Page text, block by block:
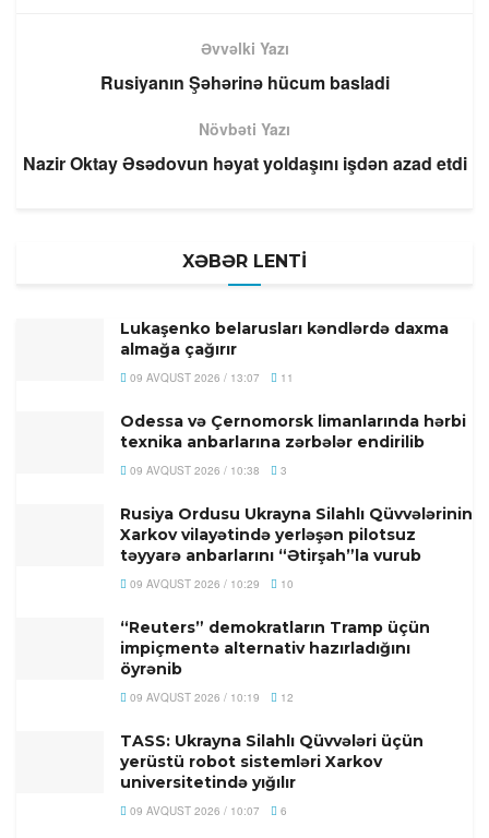
Əvvəlki Yazı
Rusiyanın Şəhərinə hücum basladi
Növbəti Yazı
Nazir Oktay Əsədovun həyat yoldaşını işdən azad etdi
XƏBƏR LENTİ
Lukaşenko belarusları kəndlərdə daxma
almağa çağırır
09 AVQUST 2026 / 13:07 11
Odessa və Çernomorsk limanlarında hərbi
texnika anbarlarına zərbələr endirilib
09 AVQUST 2026 / 10:38 3
Rusiya Ordusu Ukrayna Silahlı Qüvvələrinin
Xarkov vilayətində yerləşən pilotsuz
təyyarə anbarlarını “Ətirşah”la vurub
09 AVQUST 2026 / 10:29 10
“Reuters” demokratların Tramp üçün
impiçmentə alternativ hazırladığını
öyrənib
09 AVQUST 2026 / 10:19 12
TASS: Ukrayna Silahlı Qüvvələri üçün
yerüstü robot sistemləri Xarkov
universitetində yığılır
09 AVQUST 2026 / 10:07 6